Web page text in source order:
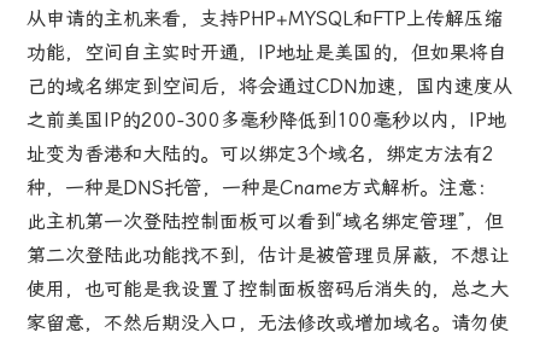
从申请的主机来看，支持PHP+MYSQL和FTP上传解压缩
功能，空间自主实时开通，IP地址是美国的，但如果将自
己的域名绑定到空间后，将会通过CDN加速，国内速度从
之前美国IP的200-300多毫秒降低到100毫秒以内，IP地
址变为香港和大陆的。可以绑定3个域名，绑定方法有2
种，一种是DNS托管，一种是Cname方式解析。注意：
此主机第一次登陆控制面板可以看到“域名绑定管理”，但
第二次登陆此功能找不到，估计是被管理员屏蔽，不想让
使用，也可能是我设置了控制面板密码后消失的，总之大
家留意，不然后期没入口，无法修改或增加域名。请勿使